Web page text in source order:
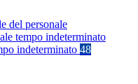
del personale
tempo indeterminato
indeterminato 48